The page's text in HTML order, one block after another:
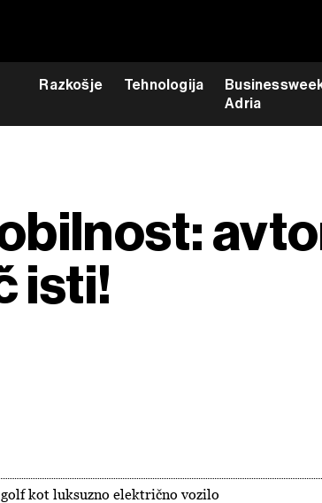
Razkošje Tehnologija
Adria
isti!
kot luksuzno električno vozilo